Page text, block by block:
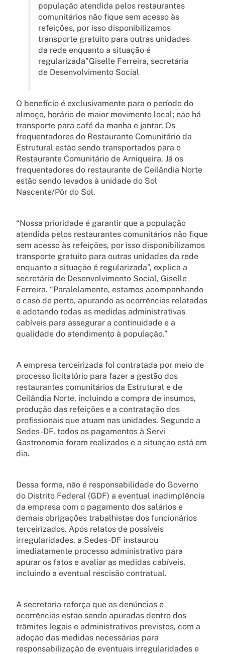
população atendida pelos restaurantes
comunitários não fique sem acesso às
refeições, por isso disponibilizamos
transporte gratuito para outras unidades
da rede enquanto a situação é
regularizada”Giselle Ferreira, secretária
de Desenvolvimento Social
O benefício é exclusivamente para o período do
almoço, horário de maior movimento local; não há
transporte para café da manhã e jantar. Os
frequentadores do Restaurante Comunitário da
Estrutural estão sendo transportados para o
Restaurante Comunitário de Arniqueira. Já os
frequentadores do restaurante de Ceilândia Norte
estão sendo levados à unidade do Sol
Nascente/Pôr do Sol.
“Nossa prioridade é garantir que a população
atendida pelos restaurantes comunitários não fique
sem acesso às refeições, por isso disponibilizamos
transporte gratuito para outras unidades da rede
enquanto a situação é regularizada”, explica a
secretária de Desenvolvimento Social, Giselle
Ferreira. “Paralelamente, estamos acompanhando
o caso de perto, apurando as ocorrências relatadas
e adotando todas as medidas administrativas
cabíveis para assegurar a continuidade e a
qualidade do atendimento à população.”
A empresa terceirizada foi contratada por meio de
processo licitatório para fazer a gestão dos
restaurantes comunitários da Estrutural e de
Ceilândia Norte, incluindo a compra de insumos,
produção das refeições e a contratação dos
profissionais que atuam nas unidades. Segundo a
Sedes-DF, todos os pagamentos à Servi
Gastronomia foram realizados e a situação está em
dia.
Dessa forma, não é responsabilidade do Governo
do Distrito Federal (GDF) a eventual inadimplência
da empresa com o pagamento dos salários e
demais obrigações trabalhistas dos funcionários
terceirizados. Após relatos de possíveis
irregularidades, a Sedes-DF instaurou
imediatamente processo administrativo para
apurar os fatos e avaliar as medidas cabíveis,
incluindo a eventual rescisão contratual.
A secretaria reforça que as denúncias e
ocorrências estão sendo apuradas dentro dos
trâmites legais e administrativos previstos, com a
adoção das medidas necessárias para
responsabilização de eventuais irregularidades e